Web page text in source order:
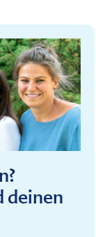
deinen